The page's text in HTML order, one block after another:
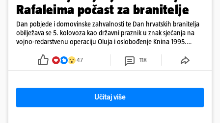
Rafaleima počast za branitelje
Dan pobjede i domovinske zahvalnosti te Dan hrvatskih branitelja
obilježava se 5. kolovoza kao državni praznik u znak sjećanja na
vojno-redarstvenu operaciju Oluja i oslobođenje Knina 1995.
47 118
Učitaj više